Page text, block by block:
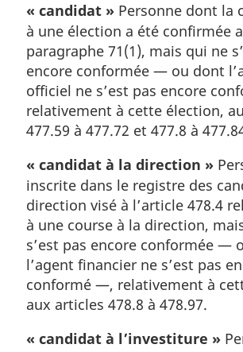
« candidat » Personne dont la
à une élection a été confirmée
paragraphe 71(1), mais qui ne
encore conformée — ou dont
officiel ne s’est pas encore
relativement à cette élection,
477.59 à 477.72 et 477.8 à
« candidat à la direction »
inscrite dans le registre des
direction visé à l’article 478.4
à une course à la direction,
s’est pas encore conformée —
l’agent financier ne s’est pas
conformé —, relativement à
aux articles 478.8 à 478.97.
« candidat à l’investiture »